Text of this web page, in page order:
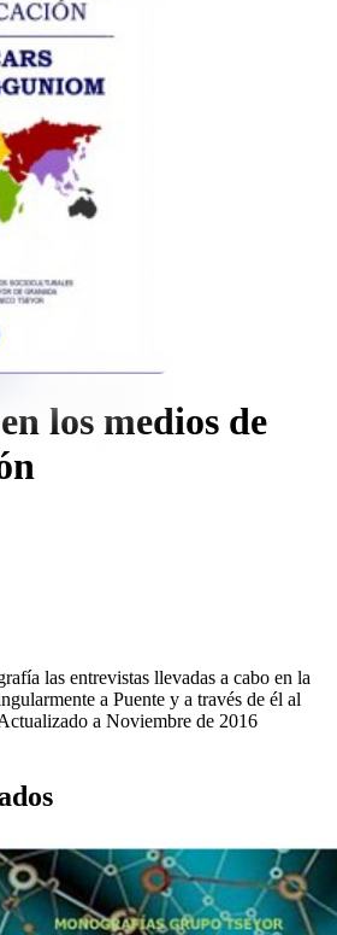
los medios de
las entrevistas llevadas a cabo en la
a Puente y a través de él al
a Noviembre de 2016